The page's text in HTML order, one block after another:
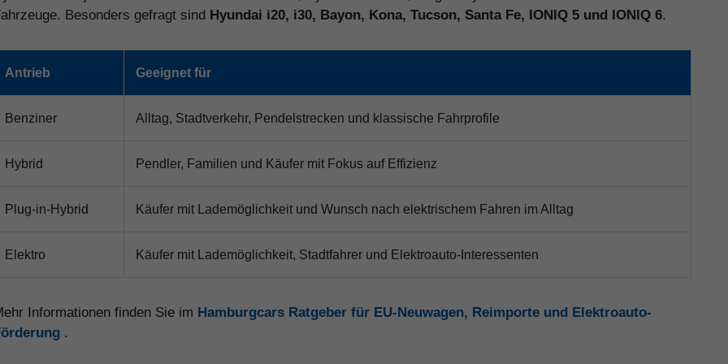
Besonders gefragt sind Hyundai i20, i30, Bayon, Kona, Tucson, Santa Fe, IONIQ 5 und IONIQ 6.
Antrieb Geeignet für
Benziner Alltag, Stadtverkehr, Pendelstrecken und klassische Fahrprofile
Hybrid Pendler, Familien und Käufer mit Fokus auf Effizienz
Plug-in-Hybrid Käufer mit Lademöglichkeit und Wunsch nach elektrischem Fahren im Alltag
Elektro Käufer mit Lademöglichkeit, Stadtfahrer und Elektroauto-Interessenten
Informationen finden Sie im Hamburgcars Ratgeber für EU-Neuwagen, Reimporte und Elektroauto-
.